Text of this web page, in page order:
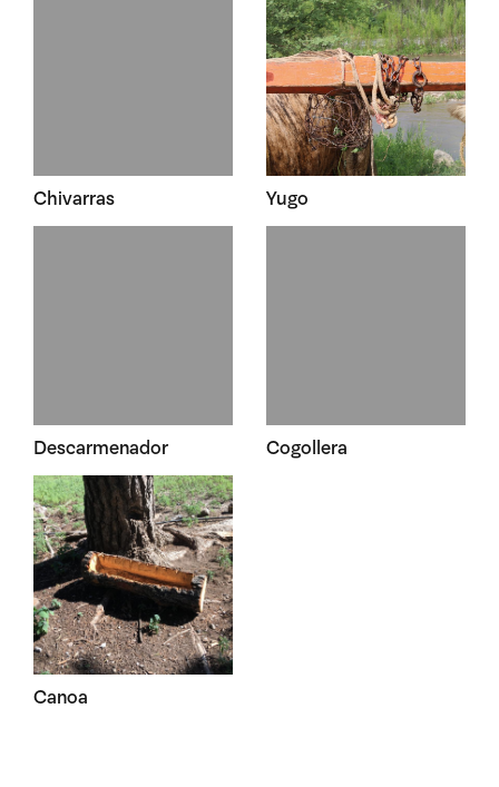
Chivarras Yugo
Descarmenador Cogollera
Canoa